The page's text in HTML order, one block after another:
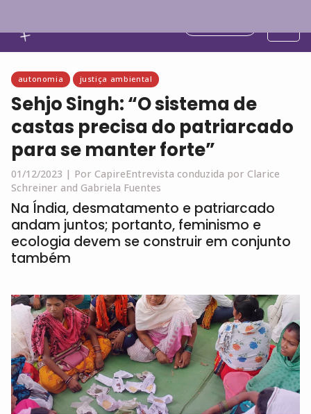
autonomia justiça ambiental
Sehjo Singh: “O sistema de
castas precisa do patriarcado
para se manter forte”
01/12/2023 | Por CapireEntrevista conduzida por Clarice
Schreiner and Gabriela Fuentes
Na Índia, desmatamento e patriarcado
andam juntos; portanto, feminismo e
ecologia devem se construir em conjunto
também